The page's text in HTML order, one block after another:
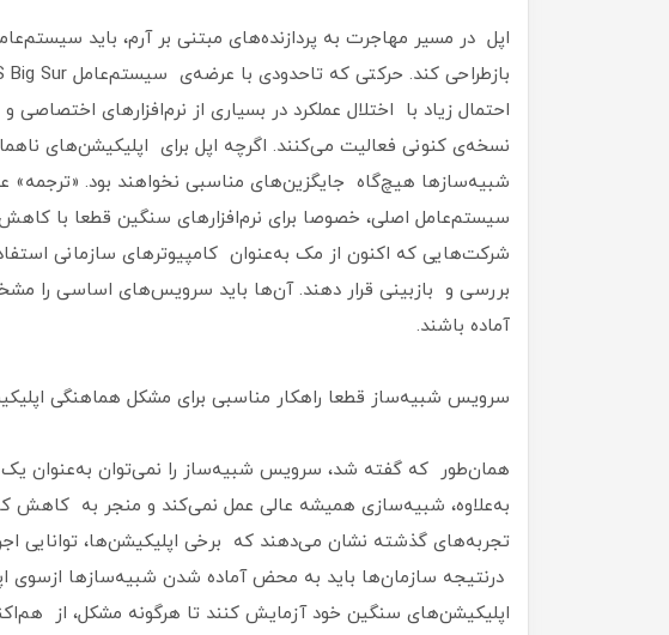
اپل در مسیر مهاجرت به پردازنده‌های مبتنی بر آرم، باید
احتمال زیاد با اختلال عملکرد در بسیاری از نرم‌افزارهای
نسخه‌ی کنونی فعالیت می‌‌کنند. اگرچه اپل برای اپلیکیشن‌های
شبیه‌سازها هیچ‌گاه جایگزین‌های مناسبی نخواهند بود. «ترجمه»
سیستم‌عامل اصلی، خصوصا برای نرم‌افزارهای سنگین قطعا با
شرکت‌هایی که اکنون از مک به‌عنوان کامپیوترهای سازمانی
بررسی و بازبینی قرار دهند. آن‌ها باید سرویس‌های اساسی را
آماده باشند.
سرویس شبیه‌ساز قطعا راهکار مناسبی برای مشکل هماهنگی
همان‌طور که گفته شد، سرویس شبیه‌ساز را نمی‌توان به‌عنوان یک
به‌علاوه، شبیه‌سازی همیشه عالی عمل نمی‌کند و منجر به کاهش
تجربه‌‌های گذشته نشان می‌دهند که برخی اپلیکیشن‌ها، توانایی
درنتیجه سازمان‌ها باید به محض آماده شدن شبیه‌سازها ازسوی
اپلیکیشن‌های سنگین خود آزمایش کنند تا هرگونه مشکل، از